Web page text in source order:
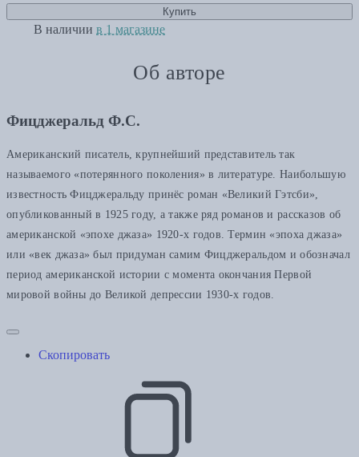
Купить
В наличии в 1 магазине
Об авторе
Фицджеральд Ф.С.
Американский писатель, крупнейший представитель так
называемого «потерянного поколения» в литературе. Наибольшую
известность Фицджеральду принёс роман «Великий Гэтсби»,
опубликованный в 1925 году, а также ряд романов и рассказов об
американской «эпохе джаза» 1920-х годов. Термин «эпоха джаза»
или «век джаза» был придуман самим Фицджеральдом и обозначал
период американской истории с момента окончания Первой
мировой войны до Великой депрессии 1930-х годов.
Скопировать